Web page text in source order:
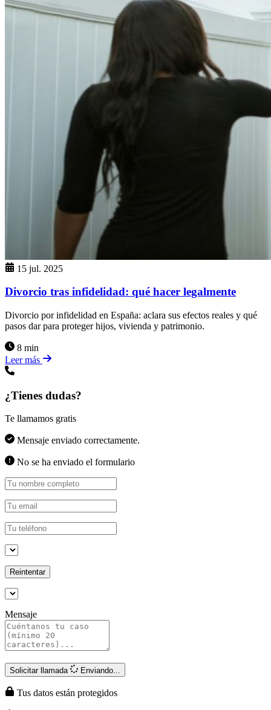
15 jul. 2025
Divorcio tras infidelidad: qué hacer legalmente
Divorcio por infidelidad en España: aclara sus efectos reales y qué
pasos dar para proteger hijos, vivienda y patrimonio.
8 min
Leer más
¿Tienes dudas?
Te llamamos gratis
Mensaje enviado correctamente.
No se ha enviado el formulario
Reintentar
Mensaje
Solicitar llamada Enviando...
Tus datos están protegidos